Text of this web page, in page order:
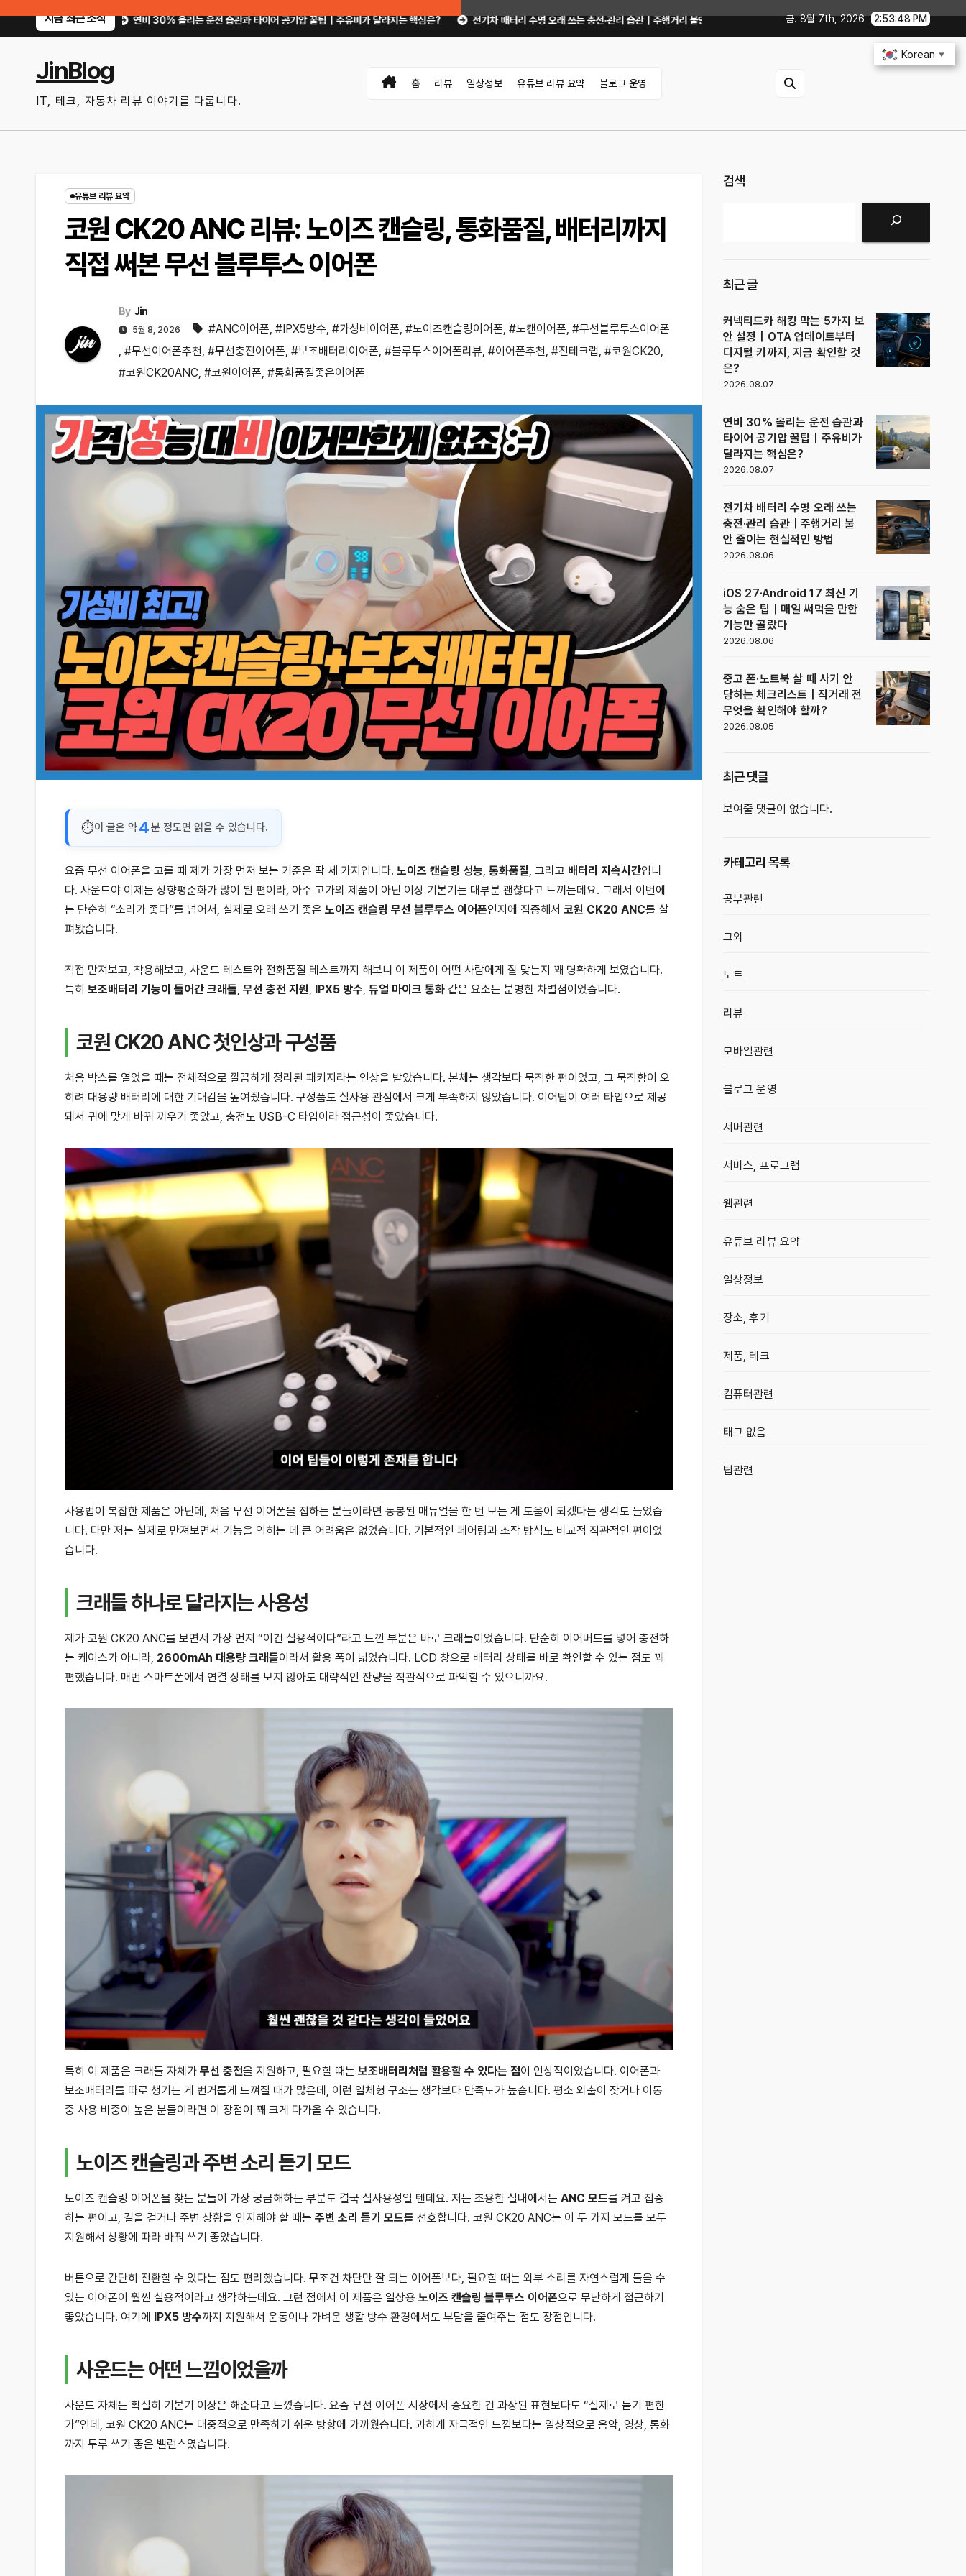
지금 최근 소식
연비 30% 올리는 운전 습관과 타이어 공기압 꿀팁｜주유비가 달라지는 핵심은? 전기차 배터리 수명 오래 쓰는 충전·관리 습관｜주행거리 불안 줄이는 현실적인 방법 iOS 27·Android 17 최신 기능 숨은 팁｜매일 써먹을 만한
금. 8월 7th, 2026 2:53:50 PM
JinBlog
IT, 테크, 자동차 리뷰 이야기를 다룹니다.
홈 리뷰 일상정보 유튜브 리뷰 요약 블로그 운영
유튜브 리뷰 요약
코원 CK20 ANC 리뷰: 노이즈 캔슬링, 통화품질, 배터리까지
직접 써본 무선 블루투스 이어폰
By Jin
5월 8, 2026 #ANC이어폰, #IPX5방수, #가성비이어폰, #노이즈캔슬링이어폰, #노캔이어폰, #무선블루투스이어폰
, #무선이어폰추천, #무선충전이어폰, #보조배터리이어폰, #블루투스이어폰리뷰, #이어폰추천, #진테크랩, #코원CK20,
#코원CK20ANC, #코원이어폰, #통화품질좋은이어폰
이 글은 약4분 정도면 읽을 수 있습니다.
요즘 무선 이어폰을 고를 때 제가 가장 먼저 보는 기준은 딱 세 가지입니다. 노이즈 캔슬링 성능, 통화품질, 그리고 배터리 지속시간입니
다. 사운드야 이제는 상향평준화가 많이 된 편이라, 아주 고가의 제품이 아닌 이상 기본기는 대부분 괜찮다고 느끼는데요. 그래서 이번에
는 단순히 “소리가 좋다”를 넘어서, 실제로 오래 쓰기 좋은 노이즈 캔슬링 무선 블루투스 이어폰인지에 집중해서 코원 CK20 ANC를 살
펴봤습니다.
직접 만져보고, 착용해보고, 사운드 테스트와 전화품질 테스트까지 해보니 이 제품이 어떤 사람에게 잘 맞는지 꽤 명확하게 보였습니다.
특히 보조배터리 기능이 들어간 크래들, 무선 충전 지원, IPX5 방수, 듀얼 마이크 통화 같은 요소는 분명한 차별점이었습니다.
코원 CK20 ANC 첫인상과 구성품
처음 박스를 열었을 때는 전체적으로 깔끔하게 정리된 패키지라는 인상을 받았습니다. 본체는 생각보다 묵직한 편이었고, 그 묵직함이 오
히려 대용량 배터리에 대한 기대감을 높여줬습니다. 구성품도 실사용 관점에서 크게 부족하지 않았습니다. 이어팁이 여러 타입으로 제공
돼서 귀에 맞게 바꿔 끼우기 좋았고, 충전도 USB-C 타입이라 접근성이 좋았습니다.
사용법이 복잡한 제품은 아닌데, 처음 무선 이어폰을 접하는 분들이라면 동봉된 매뉴얼을 한 번 보는 게 도움이 되겠다는 생각도 들었습
니다. 다만 저는 실제로 만져보면서 기능을 익히는 데 큰 어려움은 없었습니다. 기본적인 페어링과 조작 방식도 비교적 직관적인 편이었
습니다.
크래들 하나로 달라지는 사용성
제가 코원 CK20 ANC를 보면서 가장 먼저 “이건 실용적이다”라고 느낀 부분은 바로 크래들이었습니다. 단순히 이어버드를 넣어 충전하
는 케이스가 아니라, 2600mAh 대용량 크래들이라서 활용 폭이 넓었습니다. LCD 창으로 배터리 상태를 바로 확인할 수 있는 점도 꽤
편했습니다. 매번 스마트폰에서 연결 상태를 보지 않아도 대략적인 잔량을 직관적으로 파악할 수 있으니까요.
특히 이 제품은 크래들 자체가 무선 충전을 지원하고, 필요할 때는 보조배터리처럼 활용할 수 있다는 점이 인상적이었습니다. 이어폰과
보조배터리를 따로 챙기는 게 번거롭게 느껴질 때가 많은데, 이런 일체형 구조는 생각보다 만족도가 높습니다. 평소 외출이 잦거나 이동
중 사용 비중이 높은 분들이라면 이 장점이 꽤 크게 다가올 수 있습니다.
노이즈 캔슬링과 주변 소리 듣기 모드
노이즈 캔슬링 이어폰을 찾는 분들이 가장 궁금해하는 부분도 결국 실사용성일 텐데요. 저는 조용한 실내에서는 ANC 모드를 켜고 집중
하는 편이고, 길을 걷거나 주변 상황을 인지해야 할 때는 주변 소리 듣기 모드를 선호합니다. 코원 CK20 ANC는 이 두 가지 모드를 모두
지원해서 상황에 따라 바꿔 쓰기 좋았습니다.
버튼으로 간단히 전환할 수 있다는 점도 편리했습니다. 무조건 차단만 잘 되는 이어폰보다, 필요할 때는 외부 소리를 자연스럽게 들을 수
있는 이어폰이 훨씬 실용적이라고 생각하는데요. 그런 점에서 이 제품은 일상용 노이즈 캔슬링 블루투스 이어폰으로 무난하게 접근하기
좋았습니다. 여기에
IPX5 방수까지 지원해서 운동이나 가벼운 생활 방수 환경에서도 부담을 줄여주는 점도 장점입니다.
사운드는 어떤 느낌이었을까
사운드 자체는 확실히 기본기 이상은 해준다고 느꼈습니다. 요즘 무선 이어폰 시장에서 중요한 건 과장된 표현보다도 “실제로 듣기 편한
가”인데, 코원 CK20 ANC는 대중적으로 만족하기 쉬운 방향에 가까웠습니다. 과하게 자극적인 느낌보다는 일상적으로 음악, 영상, 통화
까지 두루 쓰기 좋은 밸런스였습니다.
검색
최근 글
커넥티드카 해킹 막는 5가지 보
안 설정｜OTA 업데이트부터
디지털 키까지, 지금 확인할 것
은?
2026.08.07
연비 30% 올리는 운전 습관과
타이어 공기압 꿀팁｜주유비가
달라지는 핵심은?
2026.08.07
전기차 배터리 수명 오래 쓰는
충전·관리 습관｜주행거리 불
안 줄이는 현실적인 방법
2026.08.06
iOS 27·Android 17 최신 기
능 숨은 팁｜매일 써먹을 만한
기능만 골랐다
2026.08.06
중고 폰·노트북 살 때 사기 안
당하는 체크리스트｜직거래 전
무엇을 확인해야 할까?
2026.08.05
최근 댓글
보여줄 댓글이 없습니다.
카테고리 목록
공부관련
그외
노트
리뷰
모바일관련
블로그 운영
서버관련
서비스, 프로그램
웹관련
유튜브 리뷰 요약
일상정보
장소, 후기
제품, 테크
컴퓨터관련
태그 없음
팁관련
Korean ▼